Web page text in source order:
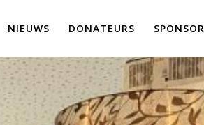
NIEUWS DONATEURS